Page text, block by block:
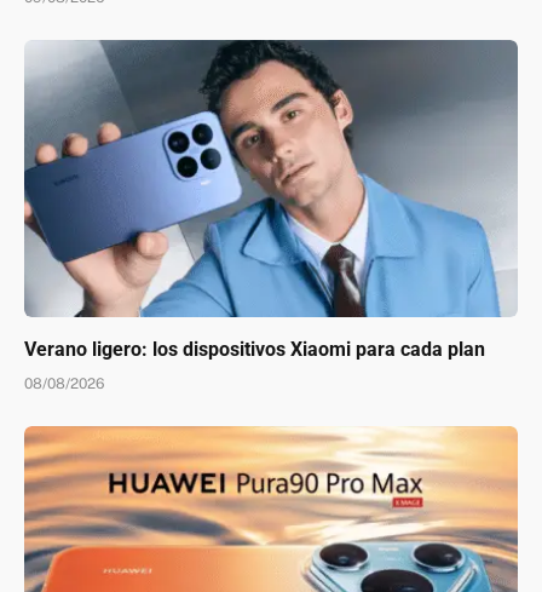
Verano ligero: los dispositivos Xiaomi para cada plan
08/08/2026